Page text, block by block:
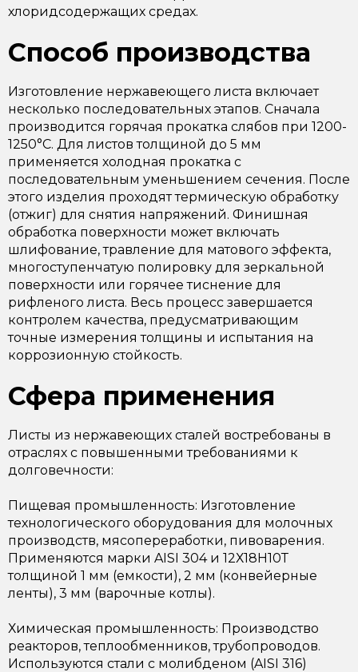
хлоридсодержащих средах.
Способ производства
Изготовление нержавеющего листа включает
несколько последовательных этапов. Сначала
производится горячая прокатка слябов при 1200-
1250°C. Для листов толщиной до 5 мм
применяется холодная прокатка с
последовательным уменьшением сечения. После
этого изделия проходят термическую обработку
(отжиг) для снятия напряжений. Финишная
обработка поверхности может включать
шлифование, травление для матового эффекта,
многоступенчатую полировку для зеркальной
поверхности или горячее тиснение для
рифленого листа. Весь процесс завершается
контролем качества, предусматривающим
точные измерения толщины и испытания на
коррозионную стойкость.
Сфера применения
Листы из нержавеющих сталей востребованы в
отраслях с повышенными требованиями к
долговечности:
Пищевая промышленность: Изготовление
технологического оборудования для молочных
производств, мясопереработки, пивоварения.
Применяются марки AISI 304 и 12Х18Н10Т
толщиной 1 мм (емкости), 2 мм (конвейерные
ленты), 3 мм (варочные котлы).
Химическая промышленность: Производство
реакторов, теплообменников, трубопроводов.
Используются стали с молибденом (AISI 316)